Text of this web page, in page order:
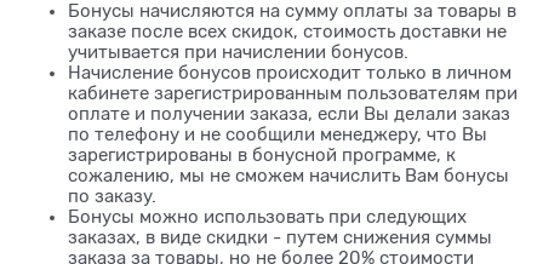
Бонусы начисляются на сумму оплаты за товары в
заказе после всех скидок, стоимость доставки не
учитывается при начислении бонусов.
Начисление бонусов происходит только в личном
кабинете зарегистрированным пользователям при
оплате и получении заказа, если Вы делали заказ
по телефону и не сообщили менеджеру, что Вы
зарегистрированы в бонусной программе, к
сожалению, мы не сможем начислить Вам бонусы
по заказу.
Бонусы можно использовать при следующих
заказах, в виде скидки - путем снижения суммы
заказа за товары, но не более 20% стоимости